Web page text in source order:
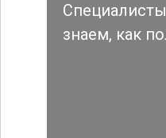
знаем, как